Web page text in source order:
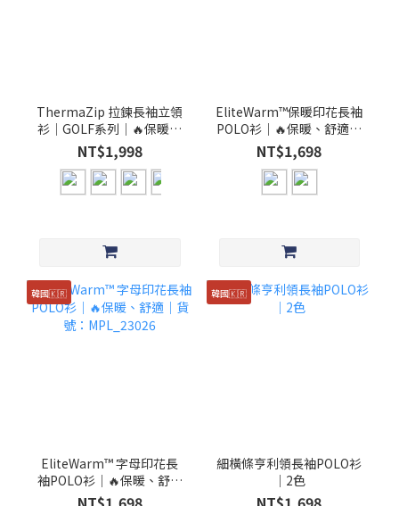
ThermaZip 拉鍊長袖立領
衫│GOLF系列│🔥保暖、
舒適│貨號：
MPL_24032、MPL_23024
NT$1,998
EliteWarm™保暖印花長袖
POLO衫｜🔥保暖、舒適│
貨號：MPL_23027
NT$1,698
韓國🇰🇷
EliteWarm™ 字母印花長
袖POLO衫｜🔥保暖、舒適
│貨號：MPL_23026
韓國🇰🇷
細橫條亨利領長袖POLO衫
│2色